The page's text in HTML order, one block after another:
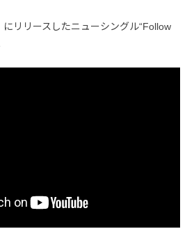
リリースしたニューシングル“Follow